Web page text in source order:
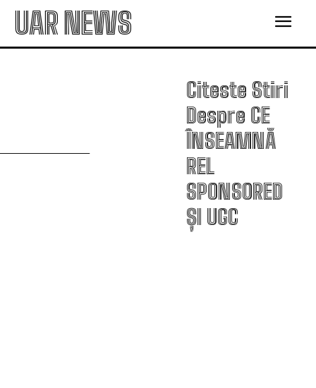
UAR NEWS
Citeste Stiri
Despre CE
ÎNSEAMNĂ
REL
SPONSORED
ȘI UGC
C